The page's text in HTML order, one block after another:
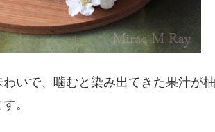
いで、噛むと染み出てきた果汁が
。